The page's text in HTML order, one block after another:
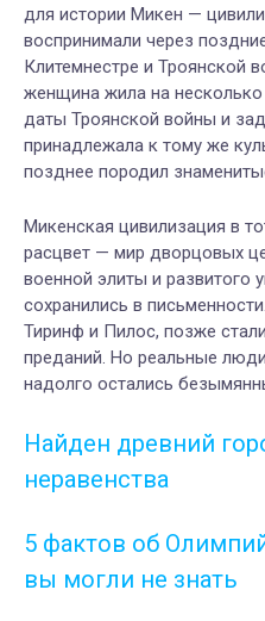
для истории Микен —
воспринимали через
Клитемнестре и Троянской
женщина жила на несколько
даты Троянской войны и
принадлежала к тому же
позднее породил
Микенская цивилизация в
расцвет — мир дворцовых
военной элиты и развитого
сохранились в
Тиринф и Пилос, позже
преданий. Но реальные
надолго остались
Найден древний
неравенства
5 фактов об
вы могли не знать